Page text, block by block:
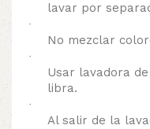
lavar por
·
No mezclar
·
Usar lavadora
libra.
·
Al salir de la